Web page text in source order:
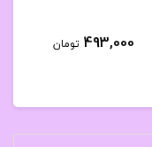
493,000 تومان